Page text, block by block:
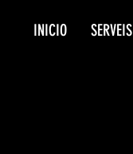
INICIO SERVEIS